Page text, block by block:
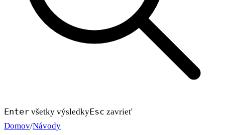
Enter všetky výsledkyEsc zavrieť
Domov/Návody